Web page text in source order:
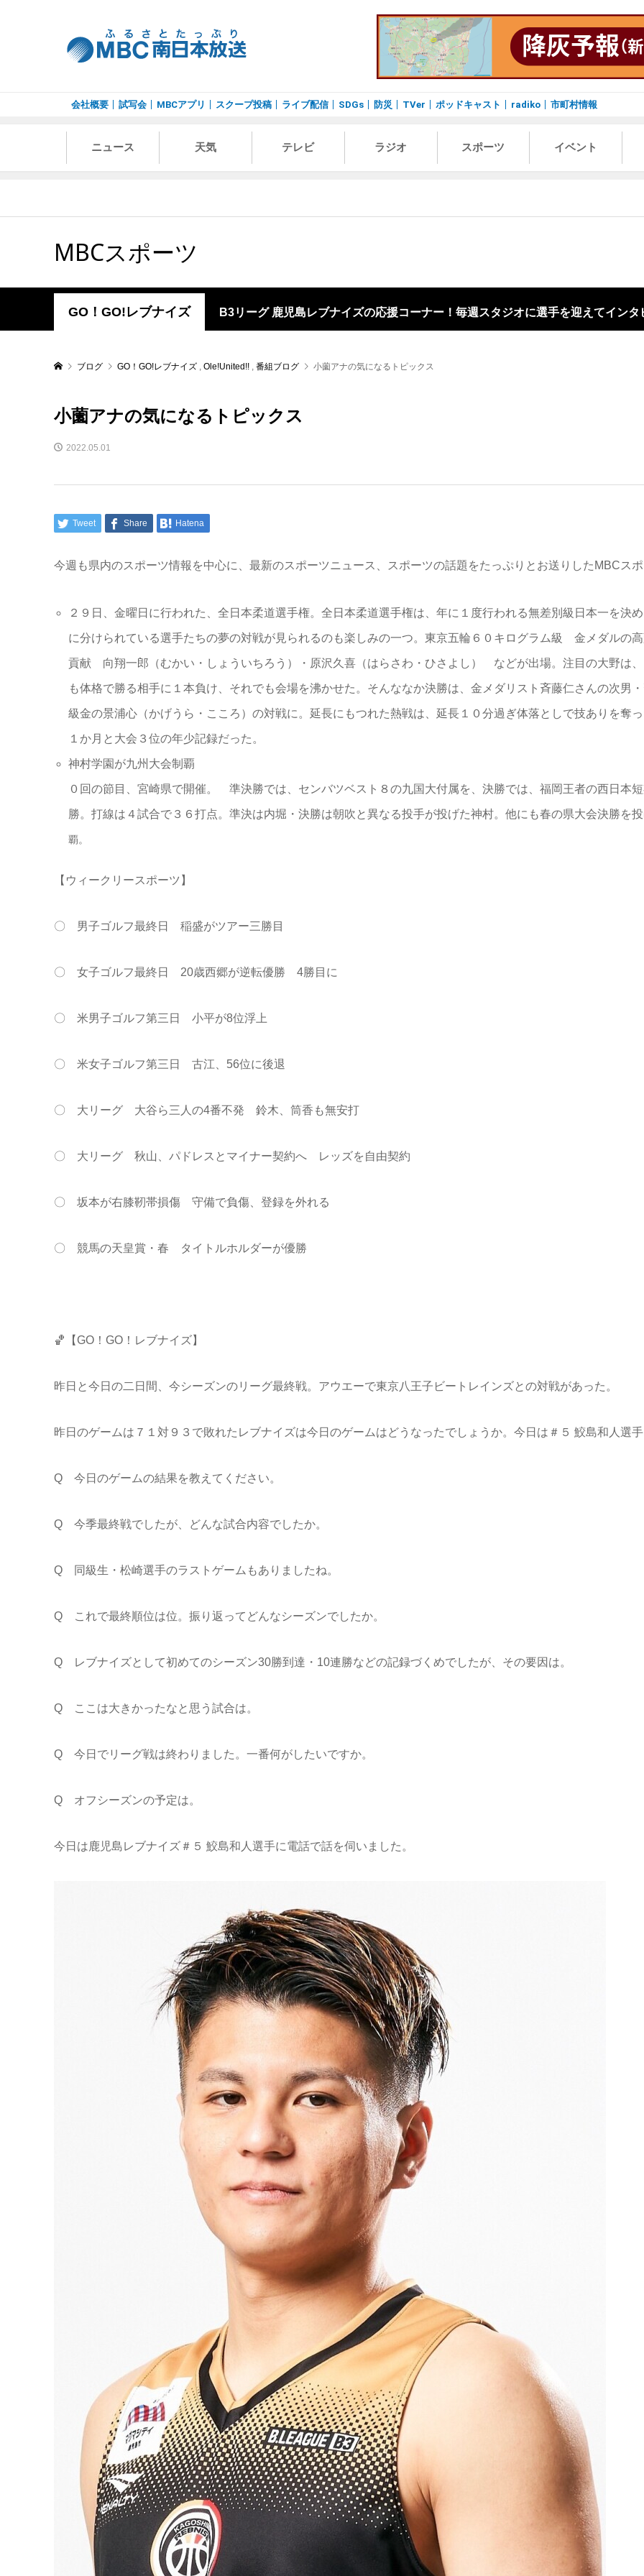
会社概要 試写会 MBCアプリ スクープ投稿 ライブ配信 SDGs 防災 TVer ポッドキャスト radiko 市町村情報
ニュース 天気 テレビ ラジオ スポーツ イベント
MBCスポーツ
GO！GO!レブナイズ B3リーグ 鹿児島レブナイズの応援コーナー！毎週スタジオに選手を迎えてインタ
ブログ GO！GO!レブナイズ , Ole!United!! , 番組ブログ 小薗アナの気になるトピックス
小薗アナの気になるトピックス
2022.05.01
Tweet Share Hatena
今週も県内のスポーツ情報を中心に、最新のスポーツニュース、スポーツの話題をたっぷりとお送りしたMBCスポ
２９日、金曜日に行われた、全日本柔道選手権。全日本柔道選手権は、年に１度行われる無差別級日本一を決
に分けられている選手たちの夢の対戦が見られるのも楽しみの一つ。東京五輪６０キログラム級 金メダルの
貢献 向翔一郎（むかい・しょういちろう）・原沢久喜（はらさわ・ひさよし） などが出場。注目の大野は
も体格で勝る相手に１本負け、それでも会場を沸かせた。そんななか決勝は、金メダリスト斉藤仁さんの次男
級金の景浦心（かげうら・こころ）の対戦に。延長にもつれた熱戦は、延長１０分過ぎ体落としで技ありを奪
１か月と大会３位の年少記録だった。
神村学園が九州大会
０回の節目、宮崎県で開催。 準決勝では、センバツベスト８の九国大付属を、決勝では、福岡王者の西日本
勝。打線は４試合で３６打点。準決は内堀・決勝は朝吹と異なる投手が投げた神村。他にも春の県大会決勝を
覇。
【ウィークリースポーツ】
〇 男子ゴルフ最終日 稲盛がツアー三勝目
〇 女子ゴルフ最終日 20歳西郷が逆転優勝 4勝目に
〇 米男子ゴルフ第三日 小平が8位浮上
〇 米女子ゴルフ第三日 古江、56位に後退
〇 大リーグ 大谷ら三人の4番不発 鈴木、筒香も無安打
〇 大リーグ 秋山、パドレスとマイナー契約へ レッズを自由契約
〇 坂本が右膝靭帯損傷 守備で負傷、登録を外れる
〇 競馬の天皇賞・春 タイトルホルダーが優勝
🏀【GO！GO！レブナイズ】
昨日と今日の二日間、今シーズンのリーグ最終戦。アウエーで東京八王子ビートレインズとの対戦があった。
昨日のゲームは７１対９３で敗れたレブナイズは今日のゲームはどうなったでしょうか。今日は＃５ 鮫島和人選手
Q 今日のゲームの結果を教えてください。
Q 今季最終戦でしたが、どんな試合内容でしたか。
Q 同級生・松崎選手のラストゲームもありましたね。
Q これで最終順位は位。振り返ってどんなシーズンでしたか。
Q レブナイズとして初めてのシーズン30勝到達・10連勝などの記録づくめでしたが、その要因は。
Q ここは大きかったなと思う試合は。
Q 今日でリーグ戦は終わりました。一番何がしたいですか。
Q オフシーズンの予定は。
今日は鹿児島レブナイズ＃５ 鮫島和人選手に電話で話を伺いました。